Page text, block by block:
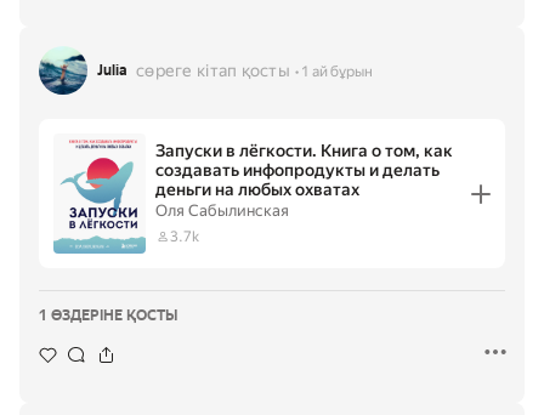
Julia сөреге кітап қосты 1 ай бұрын
Запуски в лёгкости. Книга о том, как
создавать инфопродукты и делать
деньги на любых охватах
Оля Сабылинская
3.7k
1 ӨЗДЕРІНЕ ҚОСТЫ